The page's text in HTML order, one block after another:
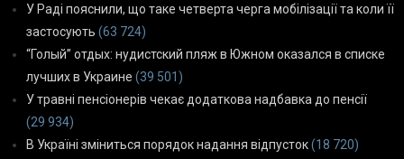
У Раді пояснили, що таке четверта черга мобілізації та коли її
застосують (63 724)
“Голый” отдых: нудистский пляж в Южном оказался в списке
лучших в Украине (39 501)
У травні пенсіонерів чекає додаткова надбавка до пенсії
(29 934)
В Україні зміниться порядок надання відпусток(18 720)